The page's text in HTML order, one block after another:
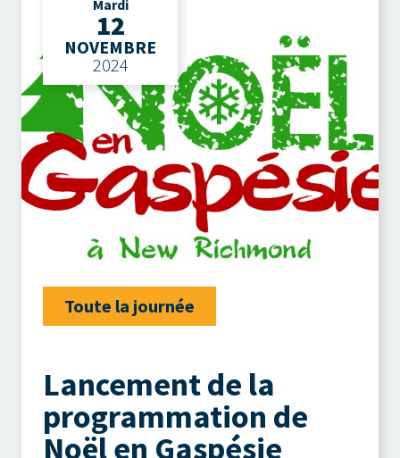
Mardi
12
NOVEMBRE
2024
Toute la journée
Lancement de la
programmation de
Noël en Gaspésie